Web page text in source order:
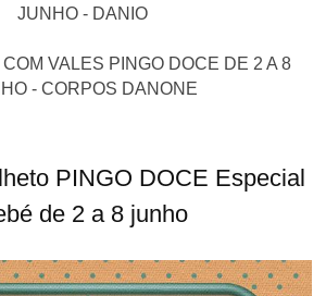
JUNHO - DANIO
VALES PINGO DOCE DE 2 A 8
- CORPOS DANONE
PINGO DOCE Especial
de 2 a 8 junho